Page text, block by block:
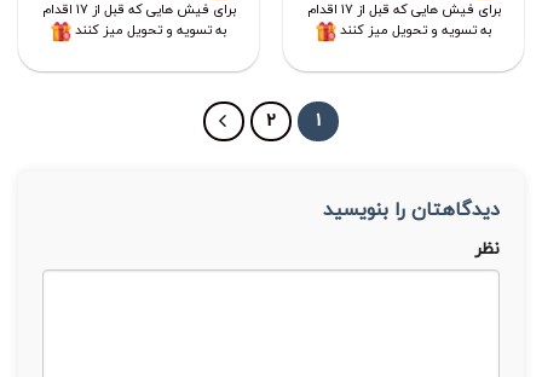
برای فیش هایی که قبل از 17 اقدام
به تسویه و تحویل میز کنند
برای فیش هایی که قبل از 17 اقدام
به تسویه و تحویل میز کنند
1
2
دیدگاهتان را بنویسید
نظر